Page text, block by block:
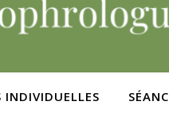
INDIVIDUELLES